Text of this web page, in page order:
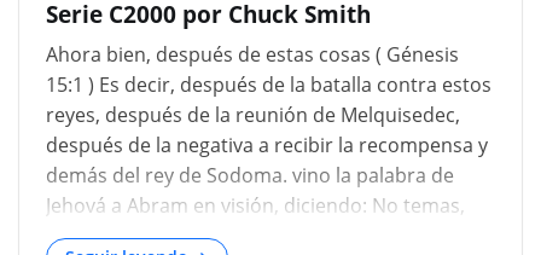
nació en su casa, aunque no su hijo, debía ser su
heredero; Y eso, a través de él, la bendición
vendría. Aprovecha la oportunidad de hacer una
investigación, que él pueda saber actuar. Al
mismo tiempo, parece que hay un
enfrentamiento entre la pregunta de Abraham,
«¿Qué me das?" y la Declaración de Dios, «Soy tu
Serie C2000 por Chuck Smith
Ahora bien, después de estas cosas ( Génesis
15:1 ) Es decir, después de la batalla contra estos
reyes, después de la reunión de Melquisedec,
después de la negativa a recibir la recompensa y
demás del rey de Sodoma. vino la palabra de
Jehová a Abram en visión, diciendo: No temas,
Abram; yo soy tu escudo, y tu galardón será